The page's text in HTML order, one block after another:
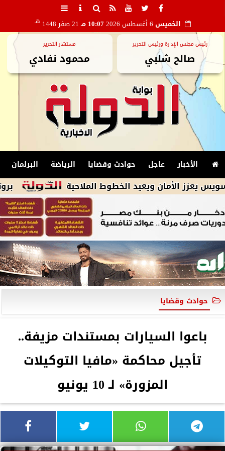
الخميس 10:07 مـ 21 صفر 1448 هـ
رئيس مجلس الإدارة ورئيس التحرير
صالح شلبي
مستشار التحرير
محمود نفادي
الأخبار عاجل حوادث وقضايا الرياضة البرلمان
بروتوكول ويعيد الخطوط الملاحية
حوادث وقضايا
باعوا السيارات بمستندات مزيفة..
تأجيل محاكمة «مافيا التوكيلات
المزورة» لـ 10 يونيو